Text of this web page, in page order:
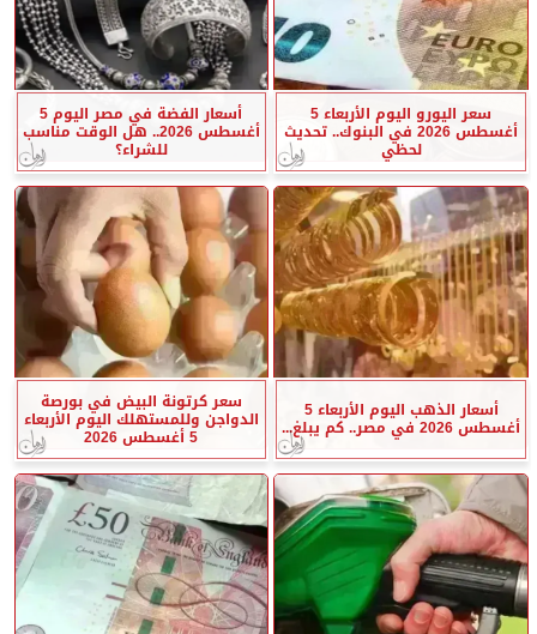
سعر اليورو اليوم الأربعاء 5
أغسطس 2026 في البنوك.. تحديث
لحظي
أسعار الفضة في مصر اليوم 5
أغسطس 2026.. هل الوقت مناسب
للشراء؟
أسعار الذهب اليوم الأربعاء 5
أغسطس 2026 في مصر.. كم يبلغ...
سعر كرتونة البيض في بورصة
الدواجن وللمستهلك اليوم الأربعاء
5 أغسطس 2026